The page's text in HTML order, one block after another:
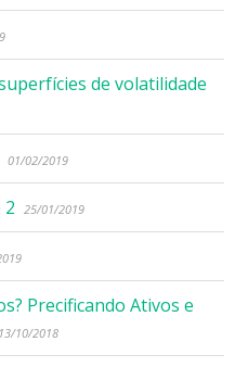
de volatilidade
01/02/2019
2 25/01/2019
Precificando Ativos e
13/10/2018